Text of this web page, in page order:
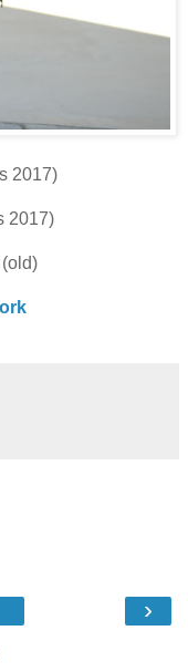
2017)
2017)
›